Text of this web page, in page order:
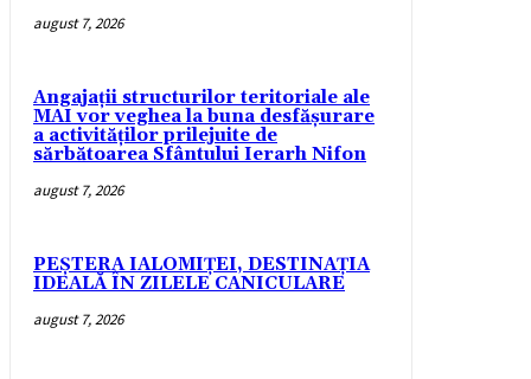
august 7, 2026
Angajații structurilor teritoriale ale
MAI vor veghea la buna desfășurare
a activităților prilejuite de
sărbătoarea Sfântului Ierarh Nifon
august 7, 2026
PEȘTERA IALOMIȚEI, DESTINAȚIA
IDEALĂ ÎN ZILELE CANICULARE
august 7, 2026